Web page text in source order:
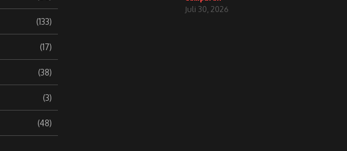
(133)
(17)
(38)
(3)
(48)
Juli 30, 2026